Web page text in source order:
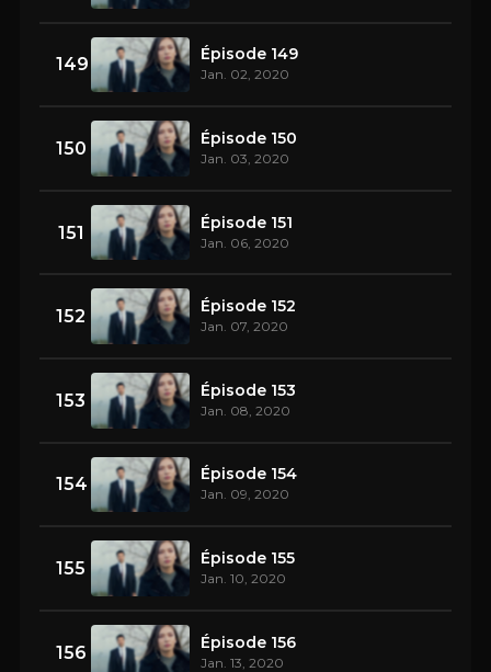
149 Épisode 149
Jan. 02, 2020
150 Épisode 150
Jan. 03, 2020
151 Épisode 151
Jan. 06, 2020
152 Épisode 152
Jan. 07, 2020
153 Épisode 153
Jan. 08, 2020
154 Épisode 154
Jan. 09, 2020
155 Épisode 155
Jan. 10, 2020
156 Épisode 156
Jan. 13, 2020